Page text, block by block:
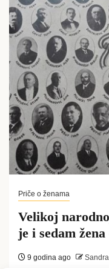
Priče o ženama
Velikoj
je i sedam
9 godina ago